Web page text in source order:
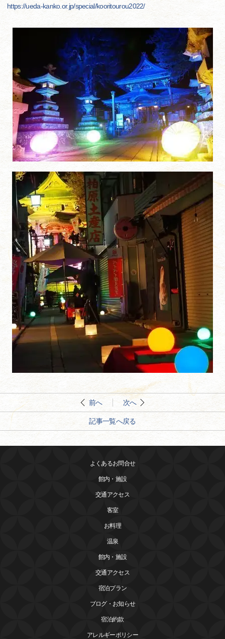
https://ueda-kanko.or.jp/special/kooritourou2022/
前へ 次へ
記事一覧へ戻る
よくあるお問合せ
館内・施設
交通アクセス
客室
お料理
温泉
館内・施設
交通アクセス
宿泊プラン
ブログ・お知らせ
宿泊約款
アレルギーポリシー